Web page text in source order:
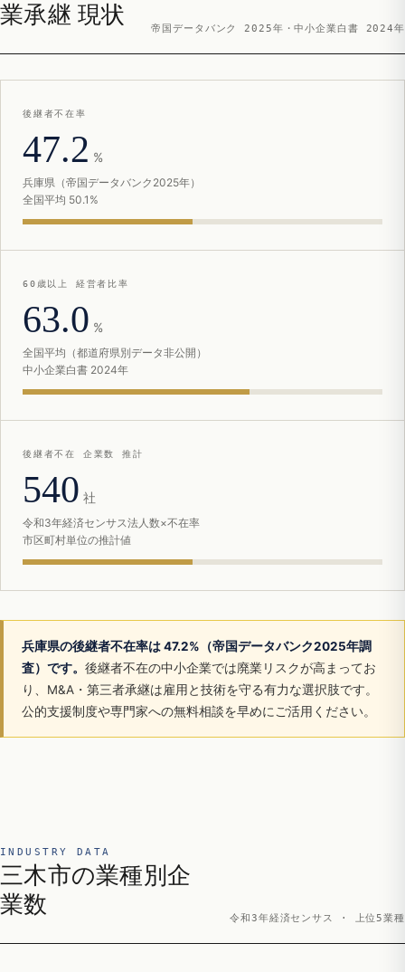
業承継 現状
帝国データバンク 2025年・中小企業白書 2024年
後継者不在率
47.2 %
兵庫県（帝国データバンク2025年）
全国平均 50.1%
60歳以上 経営者比率
63.0 %
全国平均（都道府県別データ非公開）
中小企業白書 2024年
後継者不在 企業数 推計
540 社
令和3年経済センサス法人数×不在率
市区町村単位の推計値
兵庫県の後継者不在率は 47.2%（帝国データバンク2025年調
査）です。 後継者不在の中小企業では廃業リスクが高まってお
り、M&A・第三者承継は雇用と技術を守る有力な選択肢です。
公的支援制度や専門家への無料相談を早めにご活用ください。
INDUSTRY DATA
三木市の業種別企
業数
令和3年経済センサス · 上位5業種